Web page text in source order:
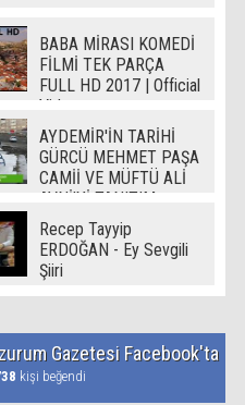
BABA MİRASI KOMEDİ
FİLMİ TEK PARÇA
FULL HD 2017 | Official
Video
AYDEMİR'İN TARİHİ
GÜRCÜ MEHMET PAŞA
CAMİİ VE MÜFTÜ ALİ
AVNİ'Yİ TANITIM
Recep Tayyip
ERDOĞAN - Ey Sevgili
Şiiri
Gazetesi Facebook'ta
kişi beğendi